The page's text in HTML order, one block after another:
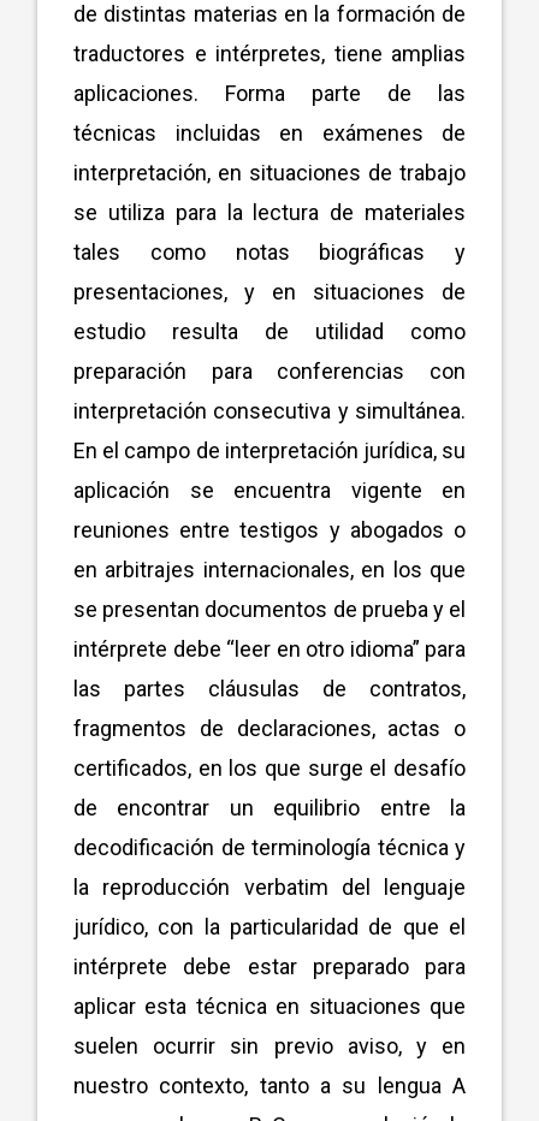
de distintas materias en la formación de
traductores e intérpretes, tiene amplias
aplicaciones. Forma parte de las
técnicas incluidas en exámenes de
interpretación, en situaciones de trabajo
se utiliza para la lectura de materiales
tales como notas biográficas y
presentaciones, y en situaciones de
estudio resulta de utilidad como
preparación para conferencias con
interpretación consecutiva y simultánea.
En el campo de interpretación jurídica, su
aplicación se encuentra vigente en
reuniones entre testigos y abogados o
en arbitrajes internacionales, en los que
se presentan documentos de prueba y el
intérprete debe “leer en otro idioma” para
las partes cláusulas de contratos,
fragmentos de declaraciones, actas o
certificados, en los que surge el desafío
de encontrar un equilibrio entre la
decodificación de terminología técnica y
la reproducción verbatim del lenguaje
jurídico, con la particularidad de que el
intérprete debe estar preparado para
aplicar esta técnica en situaciones que
suelen ocurrir sin previo aviso, y en
nuestro contexto, tanto a su lengua A